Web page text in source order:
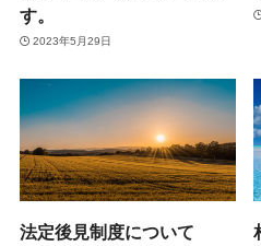
す。
2023年5月29日
法定後見制度について